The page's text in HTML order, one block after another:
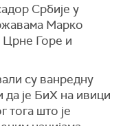
политички
БиХ који је
чланству ЕУ.
једино важно
компромисе и
свих
такав, то је кључ
Србије у
Марко
Црне Горе и
су ванредну
је БиХ на ивици
тога што је